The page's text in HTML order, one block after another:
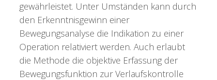
gewährleistet. Unter Umständen kann durch
den Erkenntnisgewinn einer
Bewegungsanalyse die Indikation zu einer
Operation relativiert werden. Auch erlaubt
die Methode die objektive Erfassung der
Bewegungsfunktion zur Verlaufskontrolle